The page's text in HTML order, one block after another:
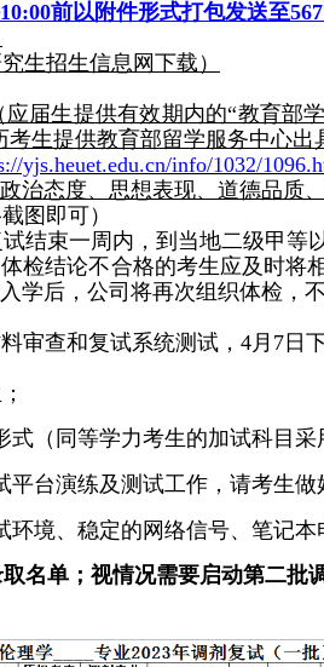
前以附件形式打包发送至
生招生信息网下载）
届生提供有效期内的“教育部
生提供教育部留学服务中心出
yjs.heuet.edu.cn/info/1032/
治态度、思想表现、道德品质
图即可）
结束一周内，到当地二级甲
检结论不合格的考生应及时
学后，公司将再次组织体检，
审查和复试系统测试，4月7日
（同等学力考生的加试科目
平台演练及测试工作，请考生
境、稳定的网络信号、笔记本
名单；视情况需要启动第二批